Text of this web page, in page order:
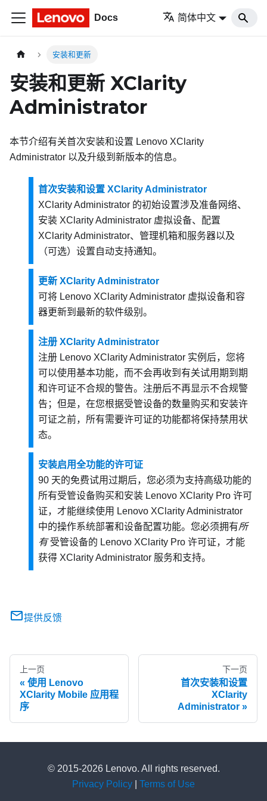
Docs 简体中文
安装和更新
安装和更新 XClarity
Administrator
本节介绍有关首次安装和设置 Lenovo XClarity
Administrator 以及升级到新版本的信息。
首次安装和设置 XClarity Administrator
XClarity Administrator 的初始设置涉及准备网络、
安装 XClarity Administrator 虚拟设备、配置
XClarity Administrator、管理机箱和服务器以及
（可选）设置自动支持通知。
更新 XClarity Administrator
可将 Lenovo XClarity Administrator 虚拟设备和容
器更新到最新的软件级别。
注册 XClarity Administrator
注册 Lenovo XClarity Administrator 实例后，您将
可以使用基本功能，而不会再收到有关试用期到期
和许可证不合规的警告。注册后不再显示不合规警
告；但是，在您根据受管设备的数量购买和安装许
可证之前，所有需要许可证的功能都将保持禁用状
态。
安装启用全功能的许可证
90 天的免费试用过期后，您必须为支持高级功能的
所有受管设备购买和安装 Lenovo XClarity Pro 许可
证，才能继续使用 Lenovo XClarity Administrator
中的操作系统部署和设备配置功能。您必须拥有所
有受管设备的 Lenovo XClarity Pro 许可证，才能
获得 XClarity Administrator 服务和支持。
提供反馈
上一页
使用 Lenovo
XClarity Mobile 应用程
序
下一页
首次安装和设置
XClarity
Administrator
© 2015-2026 Lenovo. All rights reserved.
Privacy Policy
Terms of Use